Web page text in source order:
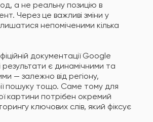
а не реальну позицію в
Через це важливі зміни у
непоміченими кілька
документації Google
результати є динамічними та
— залежно від регіону,
пошуку тощо. Саме тому для
картини потрібен окремий
ключових слів, який фіксує